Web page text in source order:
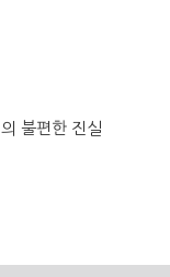
불편한 진실